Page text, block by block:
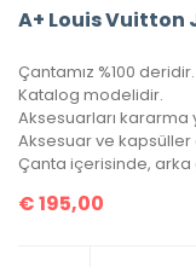
Çantamız %100 deridir.
Katalog modelidir.
Aksesuarları kararma
Aksesuar ve kapsüller
Çanta içerisinde,
€195,00